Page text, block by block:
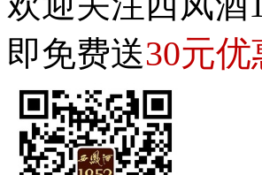
即免费送30元优